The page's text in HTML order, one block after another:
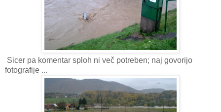
Sicer pa komentar sploh ni več potreben; naj govorijo
fotografije ...